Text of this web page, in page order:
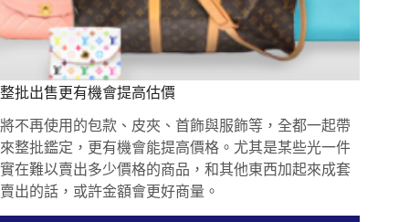
整批出售更有機會提高估價
將不再使用的包款、皮夾、首飾與服飾等，全都一起帶
來整批鑑定，更有機會能提高價格。尤其是某些光一件
實在難以賣出多少價格的商品，和其他東西加起來成套
賣出的話，或許金額會更好商量。